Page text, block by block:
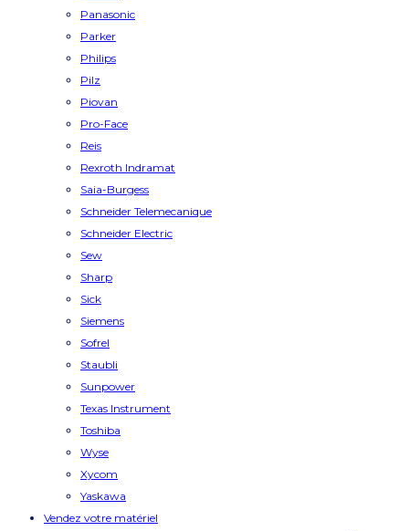
Panasonic
Parker
Philips
Pilz
Piovan
Pro-Face
Reis
Rexroth Indramat
Saia-Burgess
Schneider Telemecanique
Schneider Electric
Sew
Sharp
Sick
Siemens
Sofrel
Staubli
Sunpower
Texas Instrument
Toshiba
Wyse
Xycom
Yaskawa
Vendez votre matériel